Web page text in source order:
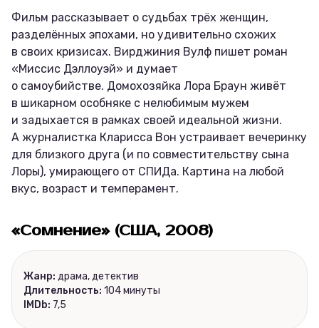
Фильм рассказывает о судьбах трёх женщин,
разделённых эпохами, но удивительно схожих
в своих кризисах. Вирджиния Вулф пишет роман
«Миссис Дэллоуэй» и думает
о самоубийстве. Домохозяйка Лора Браун живёт
в шикарном особняке с нелюбимым мужем
и задыхается в рамках своей идеальной жизни.
А журналистка Кларисса Вон устраивает вечеринку
для близкого друга (и по совместительству сына
Лоры), умирающего от СПИДа. Картина на любой
вкус, возраст и темперамент.
«Сомнение» (США, 2008)
Жанр: драма, детектив
Длительность: 104 минуты
IMDb: 7,5